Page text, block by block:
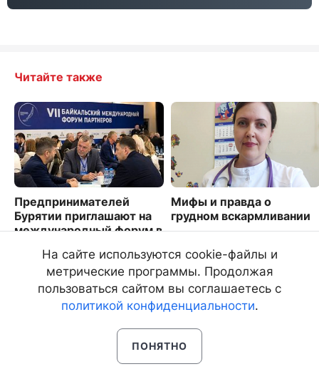
Читайте также
Предпринимателей
Бурятии приглашают на
международный форум в
Мифы и правда о
грудном вскармливании
На сайте используются cookie-файлы и
метрические программы. Продолжая
пользоваться сайтом вы соглашаетесь с
политикой конфиденциальности.
ПОНЯТНО